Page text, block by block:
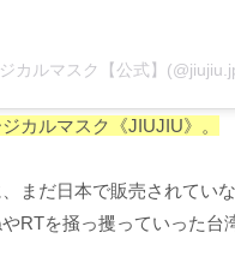
カルマスク《JIUJIU》。
まだ日本で販売されてい
RTを掻っ攫っていった台